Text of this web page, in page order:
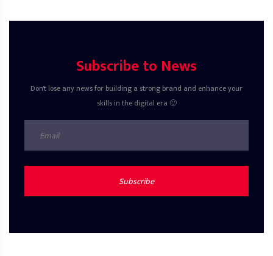
Subscribe to News
Don't lose any news for building a strong brand and enhance your
skills in the digital era 🙂
Subscribe